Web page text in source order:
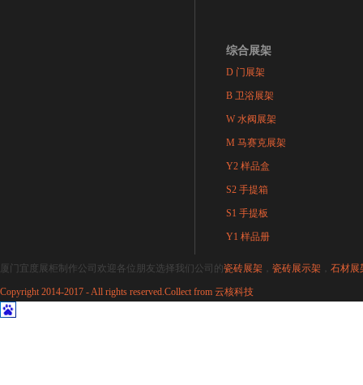
综合展架
D 门展架
B 卫浴展架
W 水阀展架
M 马赛克展架
Y2 样品盒
S2 手提箱
S1 手提板
Y1 样品册
厦门宜度展柜制作公司欢迎各位朋友选择我们公司的瓷砖展架 ， 瓷砖展示架 ， 石材展
Copyright 2014-2017 - All rights reserved.Collect from 云核科技